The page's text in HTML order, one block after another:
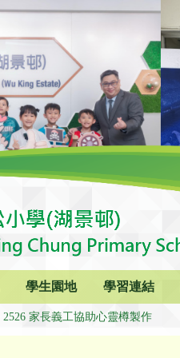
學生園地 學習連結
2526 家長義工協助心靈樽製作